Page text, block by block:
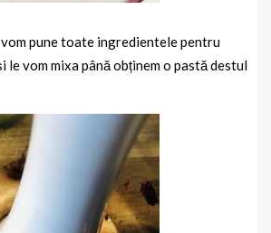
pune toate ingredientele pentru
le vom mixa până obținem o pastă destul